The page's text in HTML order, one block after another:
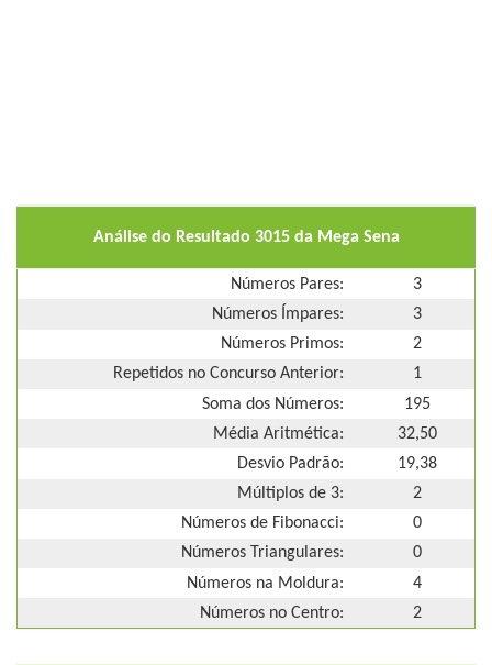
Análise do Resultado 3015 da Mega Sena
Números Pares:
3
Números Ímpares:
3
Números Primos:
2
Repetidos no Concurso Anterior:
1
Soma dos Números:
195
Média Aritmética:
32,50
Desvio Padrão:
19,38
Múltiplos de 3:
2
Números de Fibonacci:
0
Números Triangulares:
0
Números na Moldura:
4
Números no Centro:
2